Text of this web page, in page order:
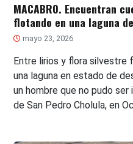
MACABRO. Encuentran
flotando en una laguna
mayo 23, 2026
Entre lirios y flora
una laguna en estado de
un hombre que no pudo
de San Pedro Cholula, en